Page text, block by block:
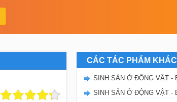
CÁC TÁC PHẨM KHÁC